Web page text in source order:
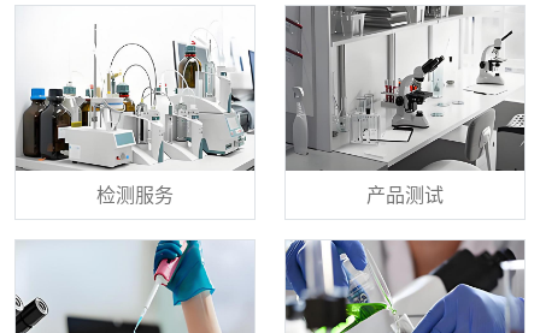
检测服务 产品测试